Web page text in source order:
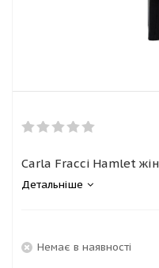
Carla Fracci Hamlet
Детальніше
Немає в наявності